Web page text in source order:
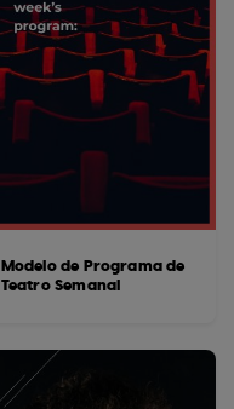
Modelo de Programa de
Teatro Semanal